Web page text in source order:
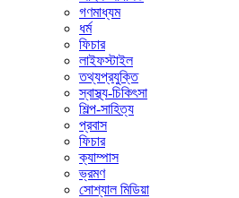
গণমাধ্যম
ধর্ম
ফিচার
লাইফস্টাইল
তথ্যপ্রযুক্তি
স্বাস্থ্য-চিকিৎসা
শিল্প-সাহিত্য
প্রবাস
ফিচার
ক্যাম্পাস
ভ্রমণ
সোশ্যাল মিডিয়া